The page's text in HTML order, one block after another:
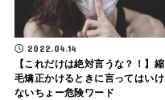
2022.04.14
【これだけは絶対言うな？！】縮
毛矯正かけるときに言ってはいけ
ないちょー危険ワード